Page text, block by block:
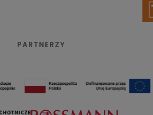
PARTNERZY